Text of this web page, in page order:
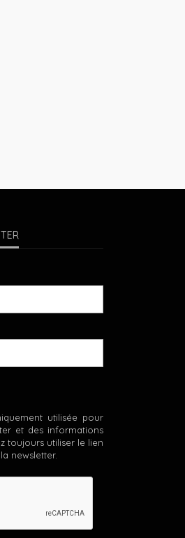
utilisée pour
et des informations
toujours utiliser le lien
newsletter.